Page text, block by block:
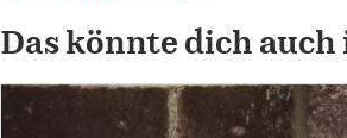
Das könnte dich